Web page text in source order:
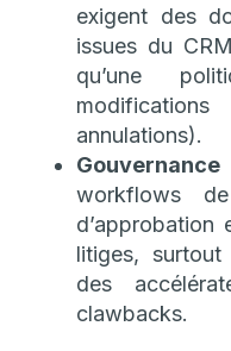
exigent des
issues du
qu’une
annulations).
workflows
d’approbation
litiges,
des
clawbacks.